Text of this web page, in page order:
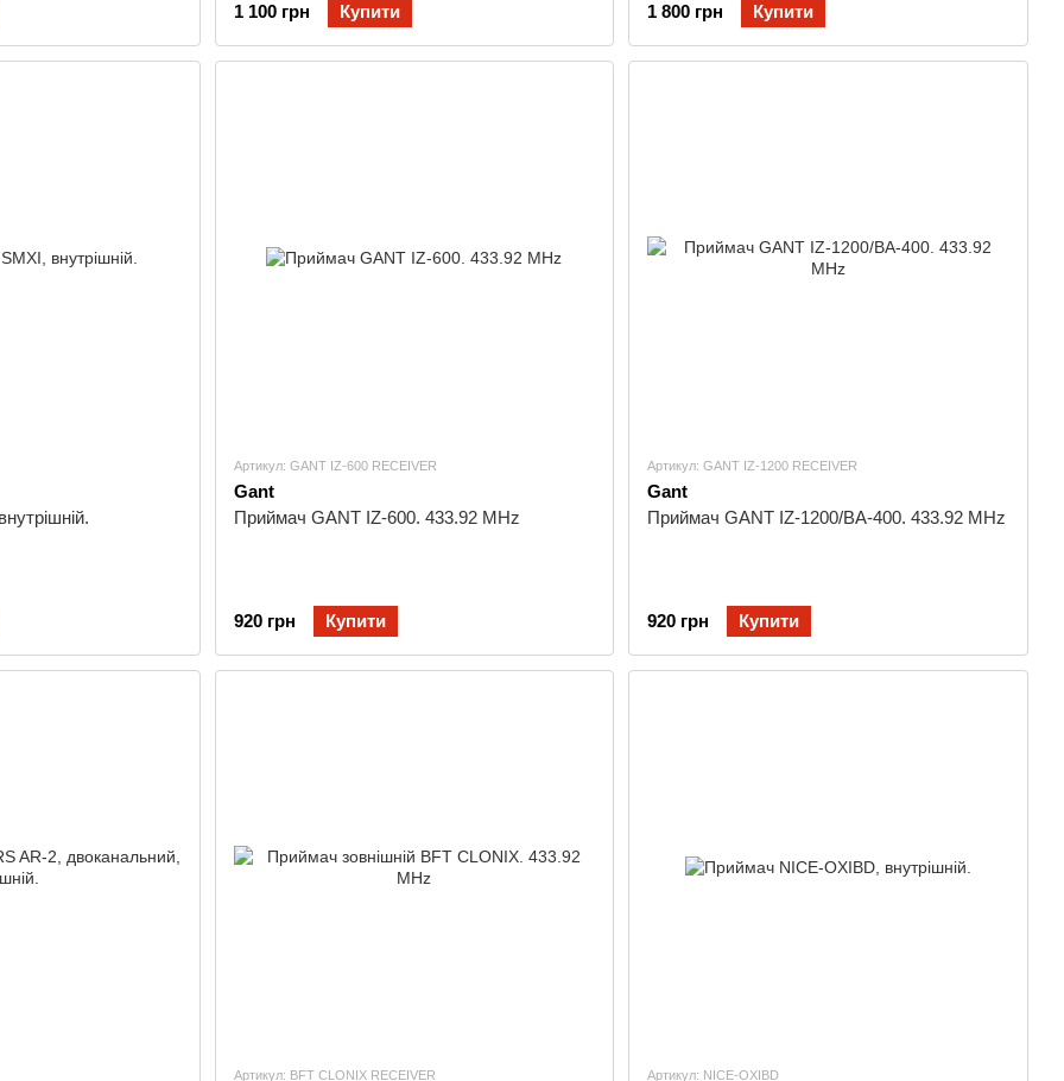
1 100 грн Купити 1 800 грн Купити
Артикул: GANT IZ-600 RECEIVER
Gant
Приймач GANT IZ-600. 433.92 MHz
920 грн Купити
Артикул: GANT IZ-1200 RECEIVER
Gant
Приймач GANT IZ-1200/ВА-400. 433.92 MHz
920 грн Купити
Артикул: BFT CLONIX RECEIVER Артикул: NICE-OXIBD